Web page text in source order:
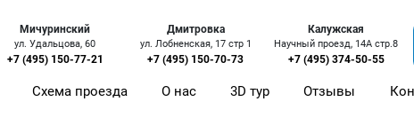
Мичуринский
ул. Удальцова, 60
+7 (495) 150-77-21
Дмитровка
ул. Лобненская, 17 стр 1
+7 (495) 150-70-73
Калужская
Научный проезд, 14А стр.8
+7 (495) 374-50-55
Схема проезда О нас 3D тур Отзывы